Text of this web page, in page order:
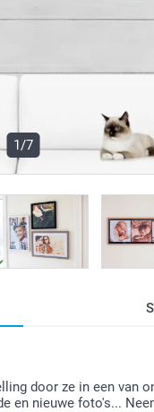
1/7
door ze in een van
en nieuwe foto's...